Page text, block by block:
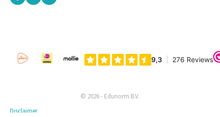
© 2026 - Edunorm B.V.
Disclaimer